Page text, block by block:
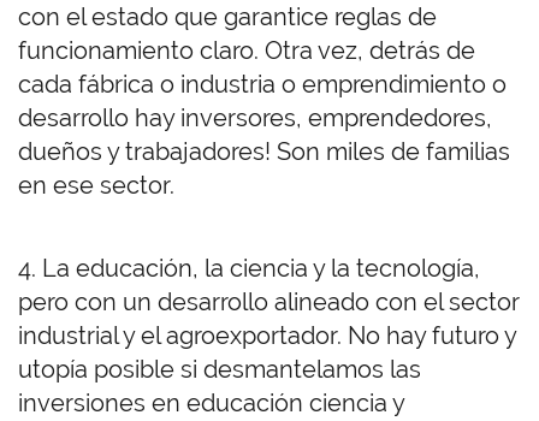
con el estado que garantice reglas de
funcionamiento claro. Otra vez, detrás de
cada fábrica o industria o emprendimiento o
desarrollo hay inversores, emprendedores,
dueños y trabajadores! Son miles de familias
en ese sector.
4. La educación, la ciencia y la tecnología,
pero con un desarrollo alineado con el sector
industrial y el agroexportador. No hay futuro y
utopía posible si desmantelamos las
inversiones en educación ciencia y